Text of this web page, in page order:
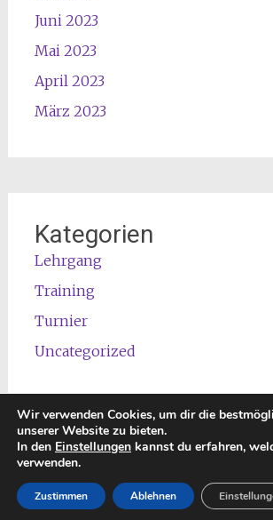
Juni 2023
Mai 2023
April 2023
März 2023
Kategorien
Lehrgang
Training
Turnier
Uncategorized
Copyright © 2026
rights reserved. Theme:Radiate
von
WordPress.
Wir verwenden Cookies, um dir die
unserer Website zu bieten.
In den Einstellungen kannst du erfahren,
verwenden.
Zustimmen Ablehnen